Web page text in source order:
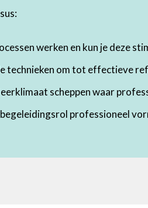
werken en kun je deze
technieken om tot effectieve
scheppen waar
professioneel